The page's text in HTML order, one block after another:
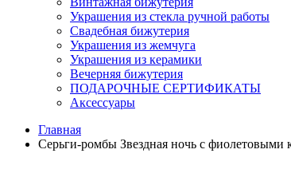
Украшения из стекла ручной работы
Свадебная бижутерия
Украшения из жемчуга
Украшения из керамики
Вечерняя бижутерия
ПОДАРОЧНЫЕ СЕРТИФИКАТЫ
Аксессуары
Главная
Серьги-ромбы Звездная ночь с фиолетовыми